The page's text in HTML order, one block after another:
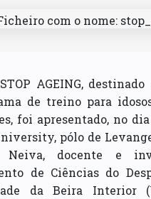
AGEING,
de treino para
foi apresentado, no dia
pólo de
Neiva, docente e
de Ciências do
da Beira Interior